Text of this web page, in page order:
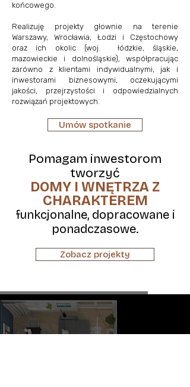
końcowego.
Realizuję projekty głownie na terenie
Warszawy, Wrocławia, Łodzi i Częstochowy
oraz ich okolic (woj. łódzkie, śląskie,
mazowieckie i dolnośląskie), współpracując
zarówno z klientami indywidualnymi, jak i
inwestorami biznesowymi, oczekującymi
jakości, przejrzystości i odpowiedzialnych
rozwiązań projektowych.
Umów spotkanie
Pomagam inwestorom
tworzyć
DOMY I WNĘTRZA Z
CHARAKTEREM
funkcjonalne, dopracowane i
ponadczasowe.
Zobacz projekty